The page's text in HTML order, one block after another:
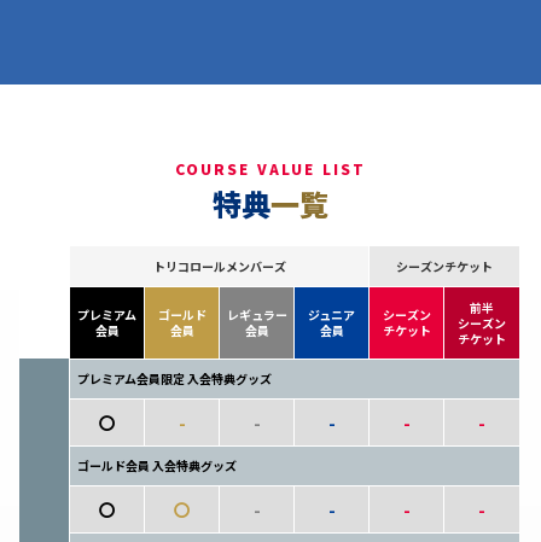
COURSE VALUE LIST
特典一覧
トリコロールメンバーズ シーズンチケット
プレミアム
会員
ゴールド
会員
レギュラー
会員
ジュニア
会員
シーズン
チケット
前半
シーズン
チケット
プレミアム会員限定 入会特典グッズ
〇 - - - - -
ゴールド会員 入会特典グッズ
〇 〇 - - - -